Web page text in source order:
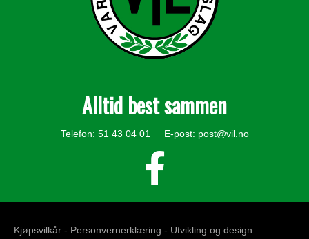
Alltid best sammen
Telefon: 51 43 04 01 E-post: post@vil.no
Kjøpsvilkår - Personvernerklæring - Utvikling og design